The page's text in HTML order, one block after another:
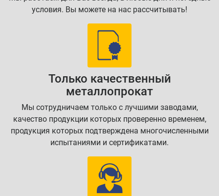
условия. Вы можете на нас рассчитывать!
Только качественный
металлопрокат
Мы сотрудничаем только с лучшими заводами,
качество продукции которых проверенно временем,
продукция которых подтверждена многочисленными
испытаниями и сертификатами.